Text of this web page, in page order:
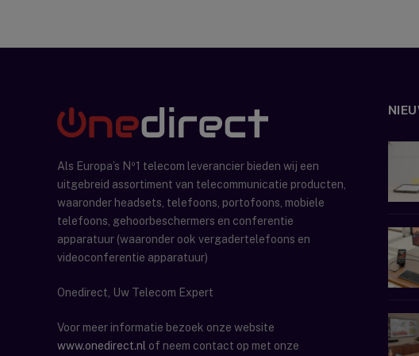
Als Europa’s Nº1 telecom leverancier bieden wij een
uitgebreid assortiment van telecommunicatie producten,
waaronder headsets, telefoons, portofoons, mobiele
telefoons, gehoorbeschermers en conferentie
apparatuur (waaronder ook vergadertelefoons en
videoconferentie apparatuur)
Onedirect, Uw Telecom Expert
Voor meer informatie bezoek onze website
www.onedirect.nl of neem contact op met onze